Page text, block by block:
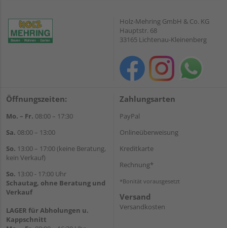
Holz-Mehring GmbH & Co. KG
Hauptstr. 68
33165 Lichtenau-Kleinenberg
Öffnungszeiten:
Mo. – Fr. 08:00 – 17:30
Sa. 08:00 – 13:00
So. 13:00 – 17:00 (keine Beratung,
kein Verkauf)
So. 13:00 - 17:00 Uhr
Schautag, ohne Beratung und
Verkauf
LAGER für Abholungen u.
Kappschnitt
Zahlungsarten
PayPal
Onlineüberweisung
Kreditkarte
Rechnung*
*Bonität vorausgesetzt
Versand
Versandkosten